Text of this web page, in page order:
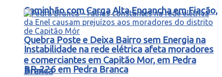
Caminhão com Carga Alta Engancha em Fiação,
Quebra Poste e Deixa Bairro sem Energia na
BR-226 em Pedra Branca
Instabilidade na rede elétrica afeta moradores
e comerciantes em Capitão Mor, em Pedra
Branca